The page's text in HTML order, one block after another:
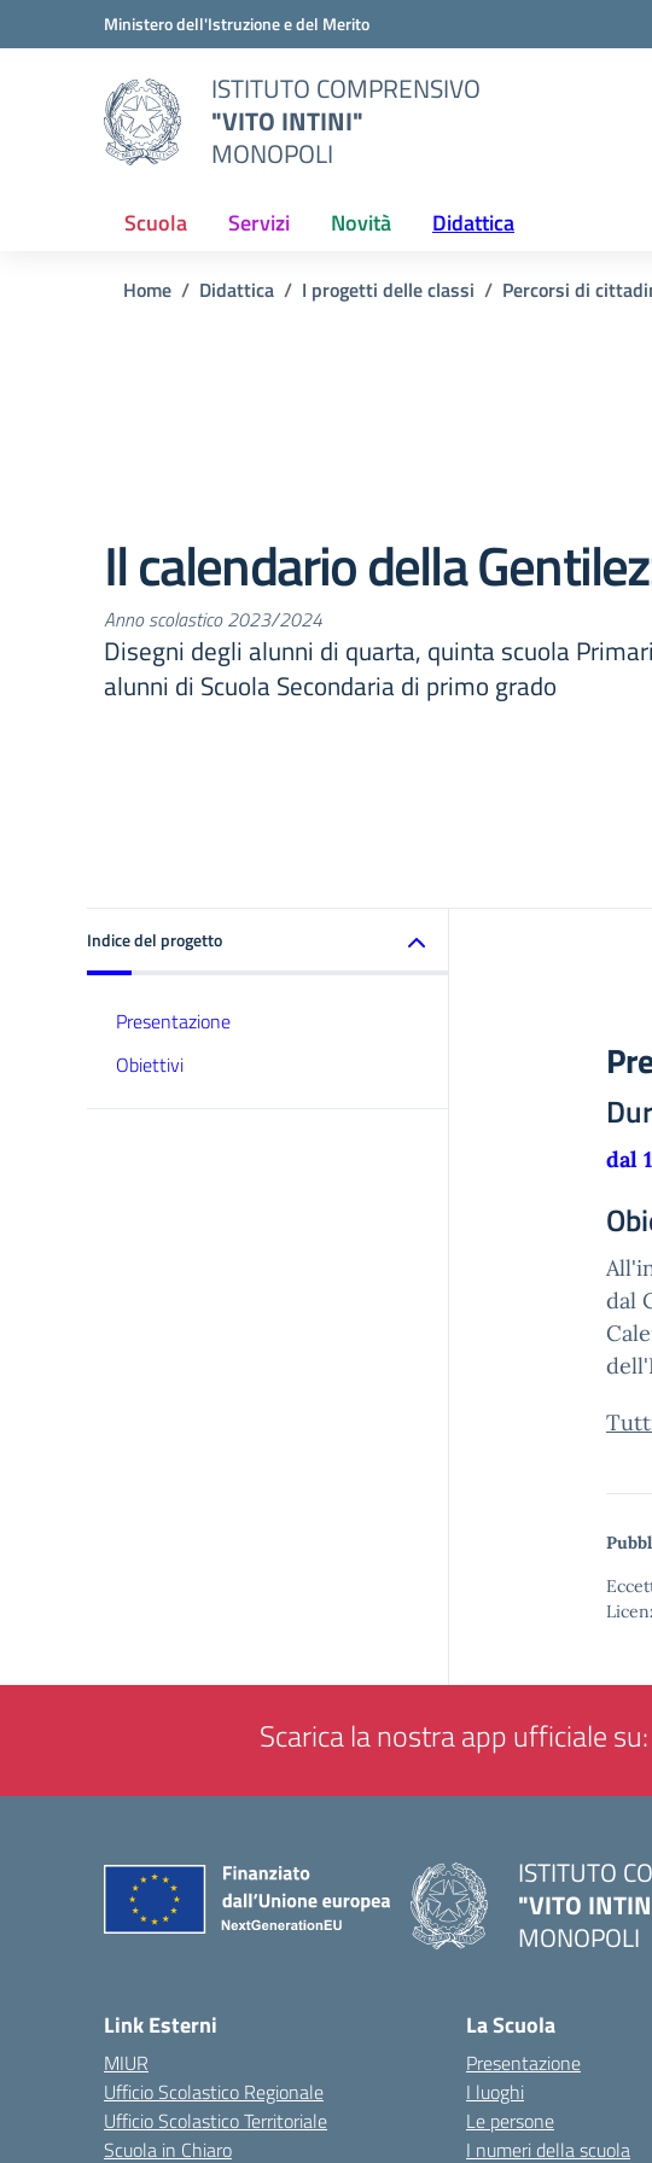
Vai ai contenuti
Vai al menu di navigazioneMinistero dell'Istruzione e del Merito
ISTITUTO COMPRENSIVO
"VITO INTINI"
MONOPOLI
Scuola Servizi Novità Didattica
Home Didattica I progetti delle classi Percorsi di
Il calendario della
Anno scolastico 2023/2024
Disegni degli alunni di quarta, quinta scuola
alunni di Scuola Secondaria di primo grado
Indice del progetto
Presentazione
Obiettivi
dal
dal
Scarica la nostra app ufficiale su:
ISTITUTO
"VITO
MONOPOLI
Link Esterni
MIUR
Ufficio Scolastico Regionale
Ufficio Scolastico Territoriale
Scuola in Chiaro
La Scuola
Presentazione
I luoghi
Le persone
I numeri della scuola